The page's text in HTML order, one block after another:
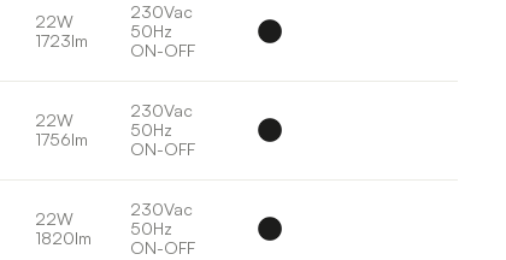
22W
1723lm
230Vac
50Hz
ON-OFF
22W
1756lm
230Vac
50Hz
ON-OFF
22W
1820lm
230Vac
50Hz
ON-OFF